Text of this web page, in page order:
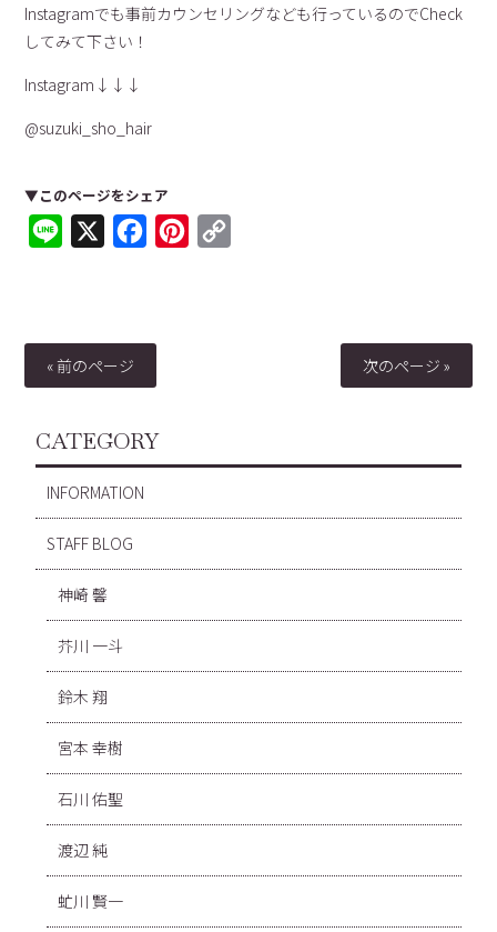
Instagramでも事前カウンセリングなども行っているのでCheck
してみて下さい！
Instagram↓↓↓
@suzuki_sho_hair
▼このページをシェア
Line FacebookPinterest
« 前のページ 次のページ »
CATEGORY
INFORMATION
STAFF BLOG
神崎 馨
芥川 一斗
鈴木 翔
宮本 幸樹
石川 佑聖
渡辺 純
虻川 賢一